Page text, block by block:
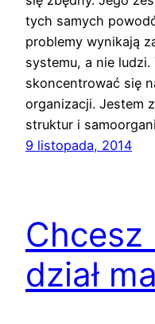
tych samych
problemy wynikają
systemu, a nie
skoncentrować się
organizacji. Jestem
struktur i
9 listopada, 2014
dział